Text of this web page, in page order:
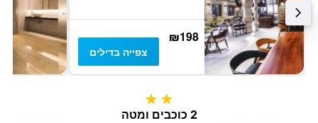
₪198
צפייה בדילים
2 כוכבים
2 כוכבים ומטה